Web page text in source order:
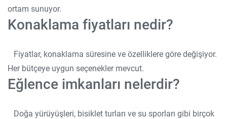
ortam sunuyor.
Konaklama fiyatları nedir?
Fiyatlar, konaklama süresine ve özelliklere göre değişiyor.
Her bütçeye uygun seçenekler mevcut.
Eğlence imkanları nelerdir?
Doğa yürüyüşleri, bisiklet turları ve su sporları gibi birçok